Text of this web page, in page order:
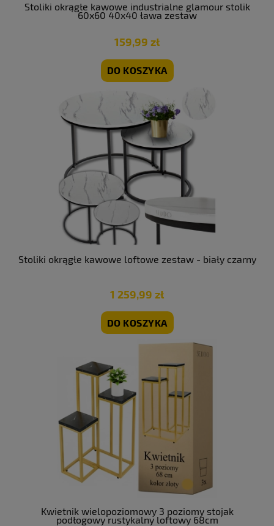
Stoliki okrągłe kawowe industrialne glamour stolik
60x60 40x40 ława zestaw
159,99 zł
DO KOSZYKA
Stoliki okrągłe kawowe loftowe zestaw - biały czarny
1 259,99 zł
DO KOSZYKA
Kwietnik wielopoziomowy 3 poziomy stojak
podłogowy rustykalny loftowy 68cm